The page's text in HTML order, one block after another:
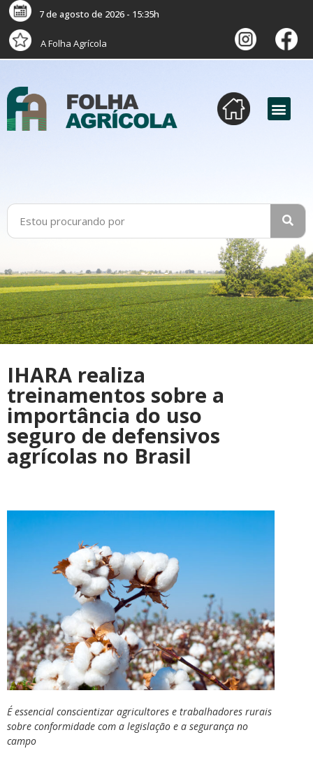
7 de agosto de 2026 - 15:35h
A Folha Agrícola
IHARA realiza
treinamentos sobre a
importância do uso
seguro de defensivos
agrícolas no Brasil
É essencial conscientizar agricultores e trabalhadores rurais
sobre conformidade com a legislação e a segurança no
campo